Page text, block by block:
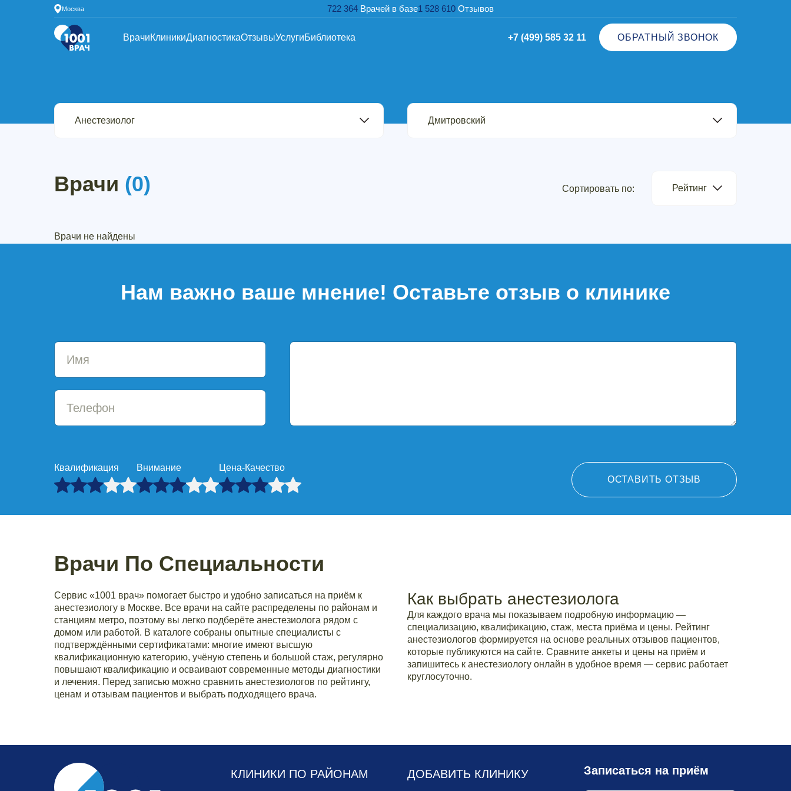
Москва 722 364 Врачей в базе1 528 610 Отзывов
ВрачиКлиникиДиагностикаОтзывыУслугиБиблиотека +7 (499) 585 32 11 ОБРАТНЫЙ ЗВОНОК
Врачи (0) Сортировать по: Рейтинг
Врачи не найдены
Нам важно ваше мнение! Оставьте отзыв о клинике
Квалификация Внимание
Цена-Качество
ОСТАВИТЬ ОТЗЫВ
Врачи По Специальности
Сервис «1001 врач» помогает быстро и удобно записаться на приём к
анестезиологу в Москве. Все врачи на сайте распределены по районам и
станциям метро, поэтому вы легко подберёте анестезиолога рядом с
домом или работой. В каталоге собраны опытные специалисты с
подтверждёнными сертификатами: многие имеют высшую
квалификационную категорию, учёную степень и большой стаж, регулярно
повышают квалификацию и осваивают современные методы диагностики
и лечения. Перед записью можно сравнить анестезиологов по рейтингу,
ценам и отзывам пациентов и выбрать подходящего врача.
Как выбрать анестезиолога
Для каждого врача мы показываем подробную информацию —
специализацию, квалификацию, стаж, места приёма и цены. Рейтинг
анестезиологов формируется на основе реальных отзывов пациентов,
которые публикуются на сайте. Сравните анкеты и цены на приём и
запишитесь к анестезиологу онлайн в удобное время — сервис работает
круглосуточно.
КЛИНИКИ ПО РАЙОНАМ
ДОБАВИТЬ КЛИНИКУ
Записаться на приём